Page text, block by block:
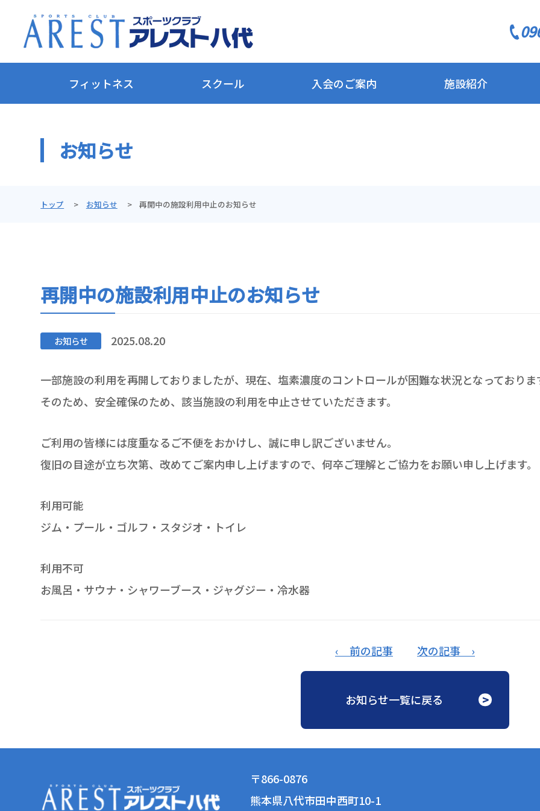
フィットネス スクール 入会のご案内 施設紹介
お知らせ
トップ お知らせ 再開中の施設利用中止のお知らせ
再開中の施設利用中止のお知らせ
お知らせ 2025.08.20
一部施設の利用を再開しておりましたが、現在、塩素濃度のコントロールが困難な状況となっておりま
そのため、安全確保のため、該当施設の利用を中止させていただきます。
ご利用の皆様には度重なるご不便をおかけし、誠に申し訳ございません。
復旧の目途が立ち次第、改めてご案内申し上げますので、何卒ご理解とご協力をお願い申し上げます。
利用可能
ジム・プール・ゴルフ・スタジオ・トイレ
利用不可
お風呂・サウナ・シャワーブース・ジャグジー・冷水器
‹ 前の記事 次の記事 ›
お知らせ一覧に戻る
〒866-0876
熊本県八代市田中西町10-1